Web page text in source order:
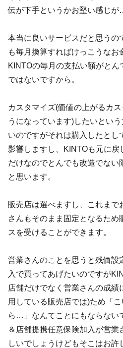
伝が下手というかお堅い感じ
本当に良いサービスだと思うの
も毎月換算すればけっこうなお
KINTOの毎月の支払い額がとん
ではないですから。
カスタマイズ(価値の上がるカ
うになっています)したいとい
いのですがそれは購入したとし
影響しますし、KINTOも元に戻
だけなのでとんでも改造でない
と思います。
販売店は選べますし、これまで
さんもそのまま固定となるため
スを受けることができます。
営業さんのことを思うと残価設
入で買ってあげたいのですが
店舗だけでなく営業さんの成績
用している販売店では)ため「
ら…」なんてことにもならない
＆店舗提携任意保険加入が営業
しいでしょうけどもそこはお許